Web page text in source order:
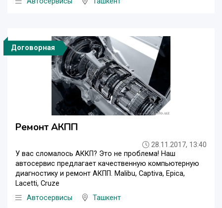
Договорная
Ремонт АКПП
28.11.2017, 13:40
У вас сломалось АККП? Это не проблема! Наш
автосервис предлагает качественную компьютерную
диагностику и ремонт АКПП. Malibu, Captiva, Epica,
Lacetti, Cruze
Автосервисы
Ташкент